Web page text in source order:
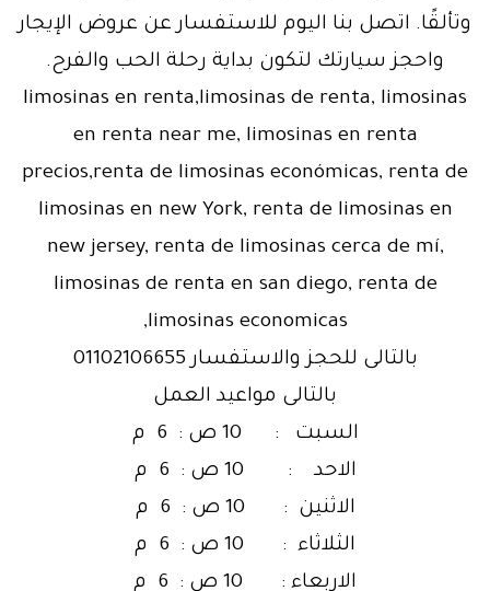
وتألقًا. اتصل بنا اليوم للاستفسار عن عروض الإيجار
واحجز سيارتك لتكون بداية رحلة الحب والفرح.
limosinas en renta,limosinas de renta, limosinas
en renta near me, limosinas en renta
precios,renta de limosinas económicas, renta de
limosinas en new York, renta de limosinas en
new jersey, renta de limosinas cerca de mí,
limosinas de renta en san diego, renta de
limosinas economicas,
بالتالى للحجز والاستفسار 01102106655
بالتالى مواعيد العمل
السبت : 10 ص : 6 م
الاحد : 10 ص : 6 م
الاثنين : 10 ص : 6 م
الثلاثاء : 10 ص : 6 م
الاربعاء : 10 ص : 6 م